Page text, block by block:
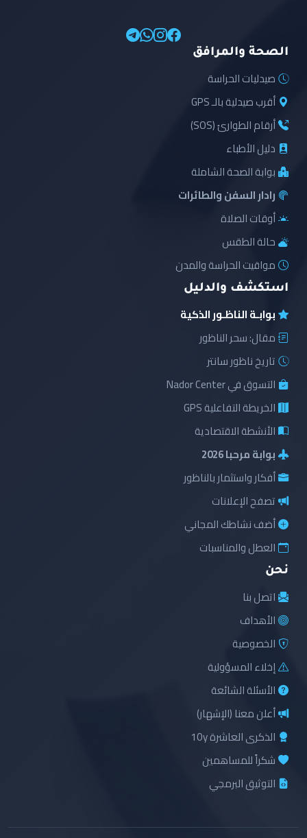
الصحة والمرافق
صيدليات الحراسة
أقرب صيدلية بالـ GPS
أرقام الطوارئ (SOS)
دليل الأطباء
بوابة الصحة الشاملة
رادار السفن والطائرات
أوقات الصلاة
حالة الطقس
مواقيت الحراسة والمدن
استكشف والدليل
بوابـة الناظـور الذكية
مقال: سحر الناظور
تاريخ ناظور سانتر
التسوق في Nador Center
الخريطة التفاعلية GPS
الأنشطة الاقتصادية
بوابة مرحبا 2026
أفكار واستثمار بالناظور
تصفح الإعلانات
أضف نشاطك المجاني
العطل والمناسبات
نحن
اتصل بنا
الأهداف
الخصوصية
إخلاء المسؤولية
الأسئلة الشائعة
أعلن معنا (الإشهار)
الذكرى العاشرة 10y
شكراً للمساهمين
التوثيق البرمجي